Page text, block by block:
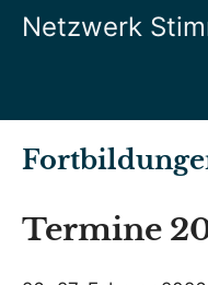
ZumNetzwerk
Termine